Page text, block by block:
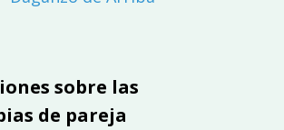
sobre las
de pareja